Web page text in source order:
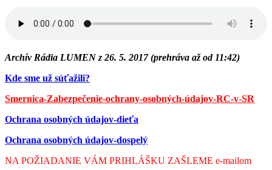
Archív Rádia LUMEN z 26. 5. 2017(prehráva až od 11:42)
Kde sme už súťažili?
Smernica-Zabezpečenie-ochrany-osobných-údajov-RC-v-SR
Ochrana osobných údajov-dieťa
Ochrana osobných údajov-dospelý
NA POŽIADANIE VÁM PRIHLÁŠKU ZAŠLEME e-mailom